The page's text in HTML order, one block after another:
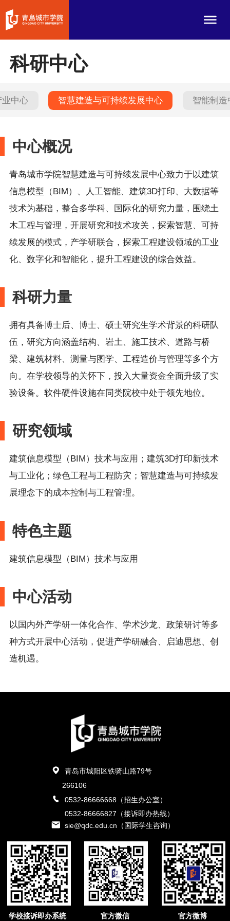
科研中心
业中心 智慧建造与可持续发展中心 智能制造
中心概况
青岛城市学院智慧建造与可持续发展中心致力于以建筑
信息模型（BIM）、人工智能、建筑3D打印、大数据等
技术为基础，整合多学科、国际化的研究力量，围绕土
木工程与管理，开展研究和技术攻关，探索智慧、可持
续发展的模式，产学研联合，探索工程建设领域的工业
化、数字化和智能化，提升工程建设的综合效益。
科研力量
拥有具备博士后、博士、硕士研究生学术背景的科研队
伍，研究方向涵盖结构、岩土、施工技术、道路与桥
梁、建筑材料、测量与图学、工程造价与管理等多个方
向。在学校领导的关怀下，投入大量资金全面升级了实
验设备。软件硬件设施在同类院校中处于领先地位。
研究领域
建筑信息模型（ BIM）技术与应用；建筑3D打印新技术
与工业化；绿色工程与工程防灾；智慧建造与可持续发
展理念下的成本控制与工程管理。
特色主题
建筑信息模型（BIM）技术与应用
中心活动
以国内外产学研一体化合作、学术沙龙、政策研讨等多
种方式开展中心活动，促进产学研融合、启迪思想、创
造机遇。
青岛市城阳区铁骑山路79号
266106
0532-86666668（招生办公室）
0532-86666827（接诉即办热线）
sie@qdc.edu.cn（国际学生咨询）
学校接诉即办系统 官方微信 官方微博